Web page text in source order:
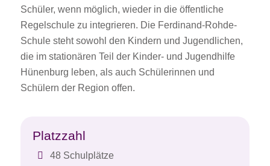
Schüler, wenn möglich, wieder in die öffentliche
Regelschule zu integrieren. Die Ferdinand-Rohde-
Schule steht sowohl den Kindern und Jugendlichen,
die im stationären Teil der Kinder- und Jugendhilfe
Hünenburg leben, als auch Schülerinnen und
Schülern der Region offen.
Platzzahl
48 Schulplätze